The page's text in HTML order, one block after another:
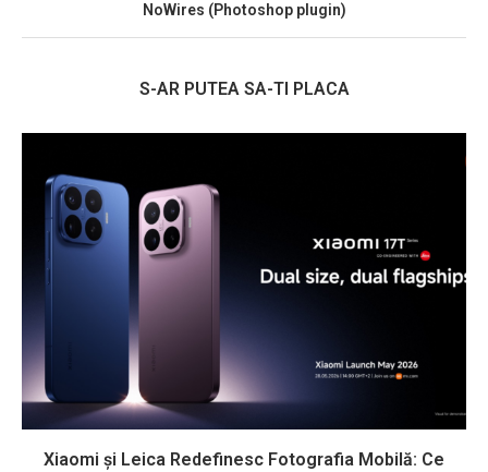
NoWires (Photoshop plugin)
S-AR PUTEA SA-TI PLACA
Xiaomi și Leica Redefinesc Fotografia Mobilă: Ce